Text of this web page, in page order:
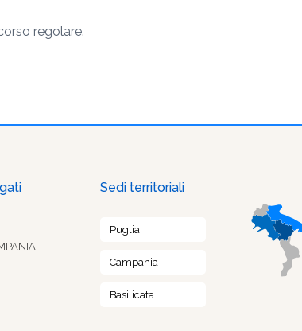
regolare.
Sedi territoriali
Puglia
Campania
Basilicata